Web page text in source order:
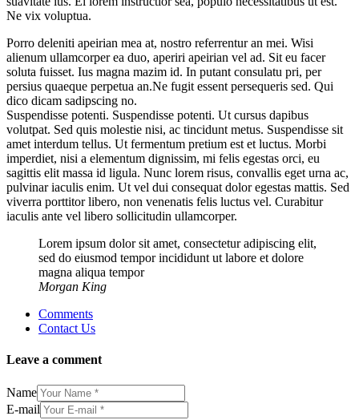
Ne vix voluptua.
Porro deleniti apeirian mea at, nostro referrentur an mei. Wisi
alienum ullamcorper ea duo, aperiri apeirian vel ad. Sit eu facer
soluta fuisset. Ius magna mazim id. In putant consulatu pri, per
persius quaeque perpetua an.Ne fugit essent persequeris sed. Qui
dico dicam sadipscing no.
Suspendisse potenti. Suspendisse potenti. Ut cursus dapibus
volutpat. Sed quis molestie nisi, ac tincidunt metus. Suspendisse sit
amet interdum tellus. Ut fermentum pretium est et luctus. Morbi
imperdiet, nisi a elementum dignissim, mi felis egestas orci, eu
sagittis elit massa id ligula. Nunc lorem risus, convallis eget urna ac,
pulvinar iaculis enim. Ut vel dui consequat dolor egestas mattis. Sed
viverra porttitor libero, non venenatis felis luctus vel. Curabitur
iaculis ante vel libero sollicitudin ullamcorper.
Lorem ipsum dolor sit amet, consectetur adipiscing elit,
sed do eiusmod tempor incididunt ut labore et dolore
magna aliqua tempor
Morgan King
Comments
Contact Us
Leave a comment
Name
E-mail